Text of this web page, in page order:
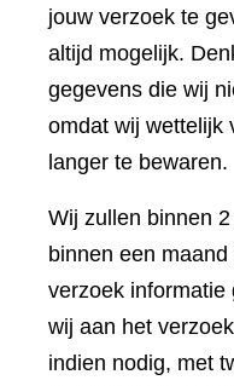
jouw verzoek te
altijd mogelijk.
gegevens die wij
omdat wij wettelijk
langer te bewaren.
Wij zullen binnen
binnen een
verzoek informatie
wij aan het
indien nodig, met